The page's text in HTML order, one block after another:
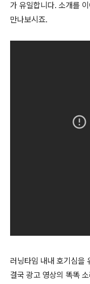
가 유일합니다. 소개를
만나보시죠.
러닝타임 내내 호기심을
결국 광고 영상의 똑똑